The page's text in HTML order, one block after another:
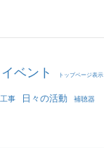
イベント トップページ表示
工事 日々の活動 補聴器